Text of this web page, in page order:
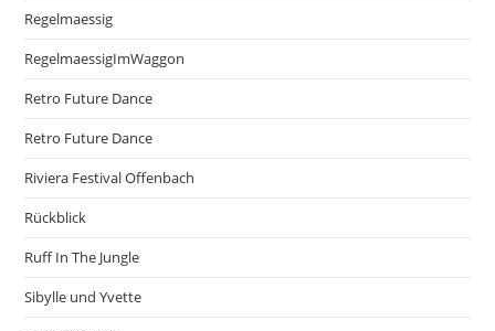
Regelmaessig
RegelmaessigImWaggon
Retro Future Dance
Retro Future Dance
Riviera Festival Offenbach
Rückblick
Ruff In The Jungle
Sibylle und Yvette